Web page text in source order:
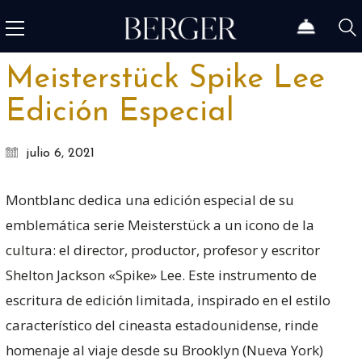
Meisterstück Spike Lee
Edición Especial
julio 6, 2021
Montblanc dedica una edición especial de su
emblemática serie Meisterstück a un icono de la
cultura: el director, productor, profesor y escritor
Shelton Jackson «Spike» Lee. Este instrumento de
escritura de edición limitada, inspirado en el estilo
característico del cineasta estadounidense, rinde
homenaje al viaje desde su Brooklyn (Nueva York)